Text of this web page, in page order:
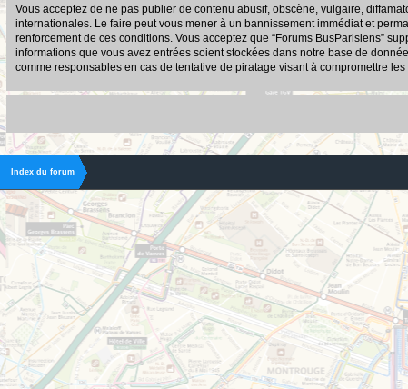
Vous acceptez de ne pas publier de contenu abusif, obscène, vulgaire,
internationales. Le faire peut vous mener à un bannissement immédiat et
renforcement de ces conditions. Vous acceptez que “Forums BusParisiens”
informations que vous avez entrées soient stockées dans notre base de
comme responsables en cas de tentative de piratage visant à compromettre
Index du forum